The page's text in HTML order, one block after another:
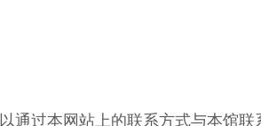
通过本网站上的联系方式与本馆联